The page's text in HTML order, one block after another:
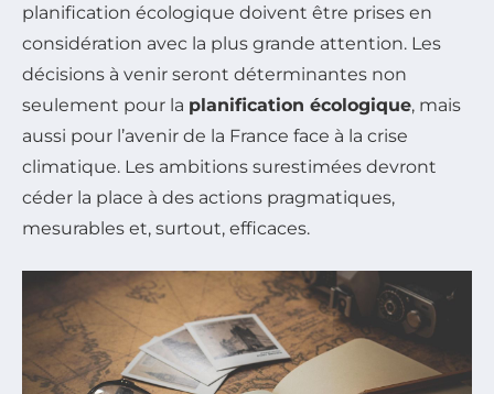
planification écologique doivent être prises en
considération avec la plus grande attention. Les
décisions à venir seront déterminantes non
seulement pour la planification écologique, mais
aussi pour l’avenir de la France face à la crise
climatique. Les ambitions surestimées devront
céder la place à des actions pragmatiques,
mesurables et, surtout, efficaces.